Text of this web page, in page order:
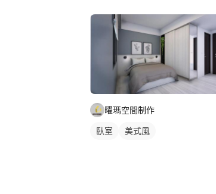
曜瑪空間制作
臥室 美式風